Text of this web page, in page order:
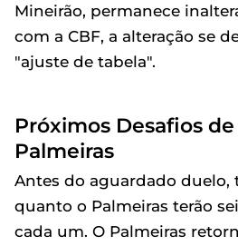
Mineirão, permanece
com a CBF, a alteração se
"ajuste de tabela".
Próximos Desafios
Palmeiras
Antes do aguardado duelo,
quanto o Palmeiras terão
cada um. O Palmeiras